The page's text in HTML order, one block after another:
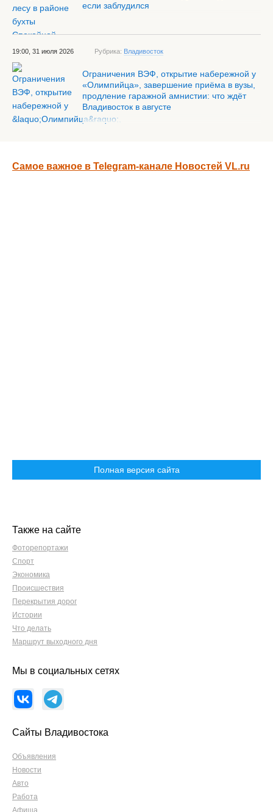
если заблудился
19:00, 31 июля 2026 Рубрика: Владивосток
Ограничения ВЭФ, открытие набережной у
«Олимпийца», завершение приёма в вузы,
продление гаражной амнистии: что ждёт
Владивосток в августе
Самое важное в Telegram-канале Новостей VL.ru
Полная версия сайта
Также на сайте
Фоторепортажи
Спорт
Экономика
Происшествия
Перекрытия дорог
Истории
Что делать
Маршрут выходного дня
Мы в социальных сетях
Сайты Владивостока
Объявления
Новости
Авто
Работа